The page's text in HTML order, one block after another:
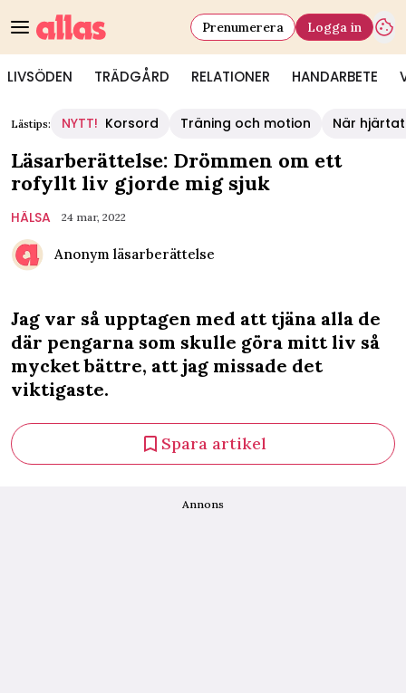
LIVSÖDEN TRÄDGÅRD RELATIONER HANDARBETE
Prenumerera Logga in
Lästips: NYTT! Korsord Träning och motion När
Läsarberättelse: Drömmen om ett
rofyllt liv gjorde mig sjuk
HÄLSA 24 mar, 2022
Anonym läsarberättelse
Jag var så upptagen med att tjäna alla de
där pengarna som skulle göra mitt liv så
mycket bättre, att jag missade det
viktigaste.
Spara artikel
Annons